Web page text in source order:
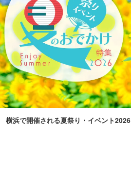
横浜で開催される夏祭り・イベント2026